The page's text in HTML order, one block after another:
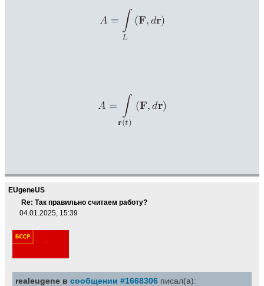
EUgeneUS
Re: Так правильно считаем работу?
04.01.2025, 15:39
realeugene в сообщении #1668306 писал(а):